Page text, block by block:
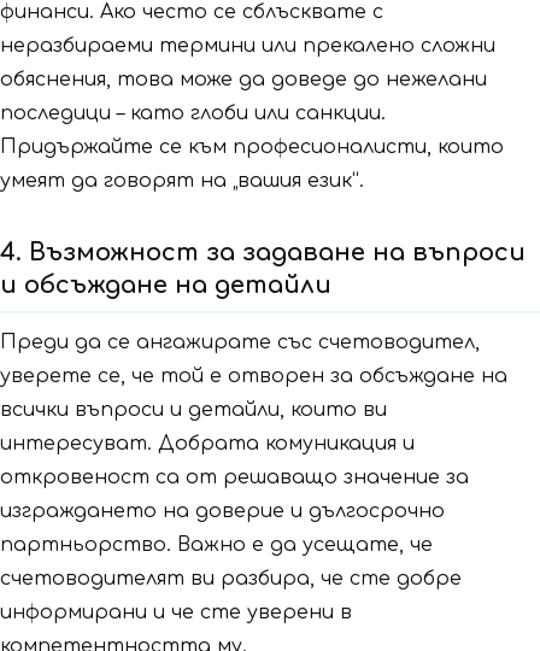
финанси. Ако често се сблъсквате с
неразбираеми термини или прекалено сложни
обяснения, това може да доведе до нежелани
последици – като глоби или санкции.
Придържайте се към професионалисти, които
умеят да говорят на „вашия език“.
4. Възможност за задаване на въпроси
и обсъждане на детайли
Преди да се ангажирате със счетоводител,
уверете се, че той е отворен за обсъждане на
всички въпроси и детайли, които ви
интересуват. Добрата комуникация и
откровеност са от решаващо значение за
изграждането на доверие и дългосрочно
партньорство. Важно е да усещате, че
счетоводителят ви разбира, че сте добре
информирани и че сте уверени в
компетентността му.